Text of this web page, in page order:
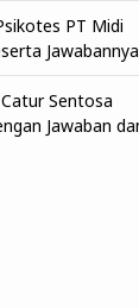
PT Midi
Jawabannya
Sentosa
Jawaban